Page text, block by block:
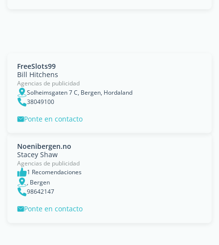
FreeSlots99
Bill Hitchens
Agencias de publicidad
Solheimsgaten 7 C, Bergen, Hordaland
38049100
Ponte en contacto
Noenibergen.no
Stacey Shaw
Agencias de publicidad
1 Recomendaciones
, Bergen
98642147
Ponte en contacto